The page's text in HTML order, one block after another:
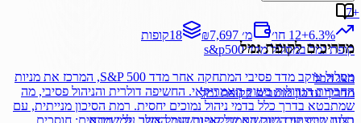
+
7
+6.3% 12 חו׳ ₪7,697 מ׳ 18קופות
קופת גמלבמסלולמדד s&p500
מסלול עוקב מדד פסיבי המתחקה אחר מדד S&P 500, המרכז את מניות
החברות הגדולות בשוק האמריקאי. החשיפה דולרית והניהול פסיבי, מה
שמתבטא בדרך כלל בדמי ניהול נמוכים יחסית. רמת הסיכון מנייתית, עם
מדריכים לקופת גמל
הצג הכל
מדריך עדכון מוטבים בקופת גמל